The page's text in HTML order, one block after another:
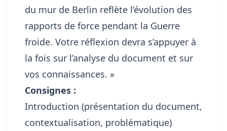
du mur de Berlin reflète l’évolution des
rapports de force pendant la Guerre
froide. Votre réflexion devra s’appuyer à
la fois sur l’analyse du document et sur
vos connaissances. »
Consignes :
Introduction (présentation du document,
contextualisation, problématique)